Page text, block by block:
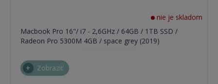
nie je skladom
Macbook Pro 16"/ i7 - 2,6GHz / 64GB / 1TB SSD /
Radeon Pro 5300M 4GB / space grey (2019)
Zobraziť